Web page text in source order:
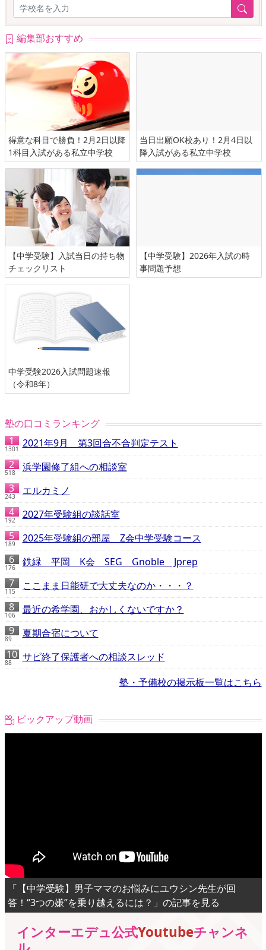
編集部おすすめ
得意な科目で勝負！2月2日以降
1科目入試がある私立中学校
当日出願OK校あり！2月4日以
降入試がある私立中学校
【中学受験】入試当日の持ち物
チェックリスト
【中学受験】2026年入試の時
事問題予想
中学受験2026入試問題速報
（令和8年）
塾の口コミランキング
1301 2021年9月 第3回合不合判定テスト
518 浜学園修了組への相談室
243 エルカミノ
192 2027年受験組の談話室
189 2025年受験組の部屋 Z会中学受験コース
176 鉄緑 平岡 K会 SEG Gnoble Jprep
115 ここまま日能研で大丈夫なのか・・・？
106 最近の希学園、おかしくないですか？
89 夏期合宿について
88
サピ終了保護者への相談スレッド
塾・予備校の掲示板一覧はこちら
ピックアップ動画
「【中学受験】男子ママのお悩みにユウシン先生が回
答！“3つの嫌”を乗り越えるには？」の記事を見る
インターエデュ公式Youtubeチャンネ